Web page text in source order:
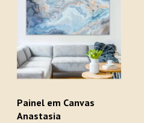
Painel em Canvas
Anastasia